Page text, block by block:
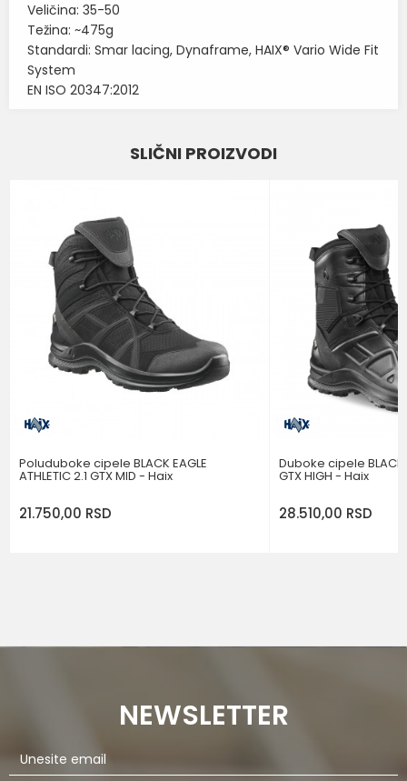
Veličina: 35-50
Težina: ~475g
Standardi: Smar lacing, Dynaframe, HAIX® Vario Wide Fit
System
EN ISO 20347:2012
VODONEPROPUSNE CIPELE
Poruka
SLIČNI PROIZVODI
Poluduboke cipele BLACK EAGLE
ATHLETIC 2.1 GTX MID - Haix
21.750,00 RSD
Duboke cipele BLACK
GTX HIGH - Haix
28.510,00 RSD
NEWSLETTER